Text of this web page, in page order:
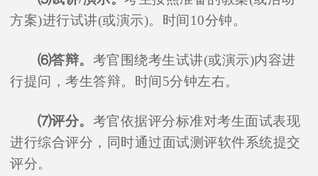
方案)进行试讲(或演示)。时间10分钟。
⑹答辩。 考官围绕考生试讲(或演示)内容进
行提问，考生答辩。时间5分钟左右。
⑺评分。 考官依据评分标准对考生面试表现
进行综合评分，同时通过面试测评软件系统提交
评分。